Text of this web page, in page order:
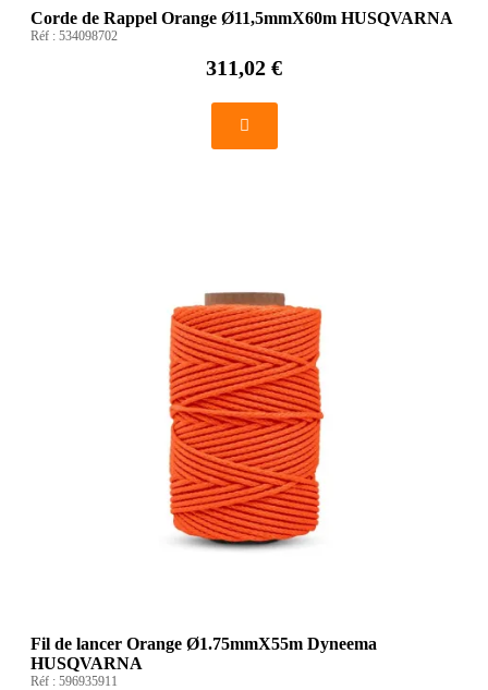
Corde de Rappel Orange Ø11,5mmX60m HUSQVARNA
Réf : 534098702
311,02 €
Fil de lancer Orange Ø1.75mmX55m Dyneema
HUSQVARNA
Réf : 596935911